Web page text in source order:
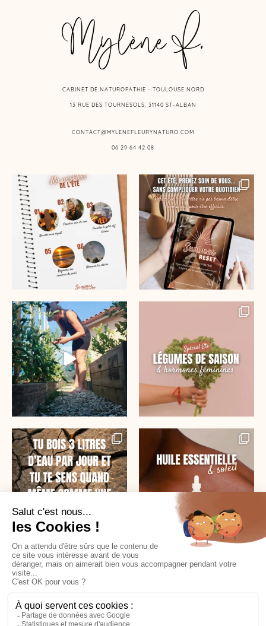
Mylène F.
CABINET DE NATUROPATHIE - TOULOUSE NORD
13 RUE DES TOURNESOLS, 31140 ST-ALBAN
CONTACT@MYLENEFLEURYNATURO.COM
06 29 64 42 08